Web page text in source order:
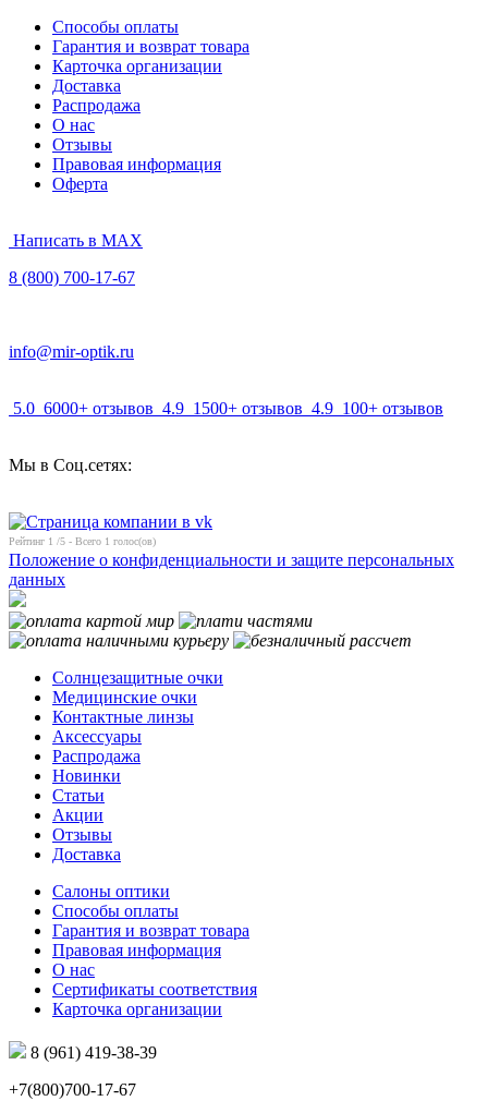
Способы оплаты
Гарантия и возврат товара
Карточка организации
Доставка
Распродажа
О нас
Отзывы
Правовая информация
Оферта
Написать в MAX
8 (800) 700-17-67
info@mir-optik.ru
5.0 6000+ отзывов 4.9 1500+ отзывов 4.9 100+ отзывов
Мы в Соц.сетях:
Рейтинг 1 /5 - Всего 1 голос(ов)
Положение о конфиденциальности и защите персональных
данных
Солнцезащитные очки
Медицинские очки
Контактные линзы
Аксессуары
Распродажа
Новинки
Статьи
Акции
Отзывы
Доставка
Салоны оптики
Способы оплаты
Гарантия и возврат товара
Правовая информация
О нас
Сертификаты соответствия
Карточка организации
8 (961) 419-38-39
+7(800)700-17-67